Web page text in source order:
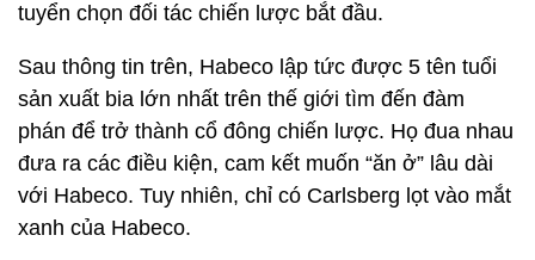
tuyển chọn đối tác chiến lược bắt đầu.
Sau thông tin trên, Habeco lập tức được 5 tên tuổi
sản xuất bia lớn nhất trên thế giới tìm đến đàm
phán để trở thành cổ đông chiến lược. Họ đua nhau
đưa ra các điều kiện, cam kết muốn “ăn ở” lâu dài
với Habeco. Tuy nhiên, chỉ có Carlsberg lọt vào mắt
xanh của Habeco.